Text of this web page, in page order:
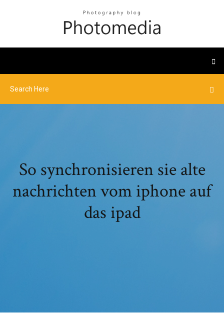
So synchronisieren sie alte
nachrichten vom iphone auf
das ipad